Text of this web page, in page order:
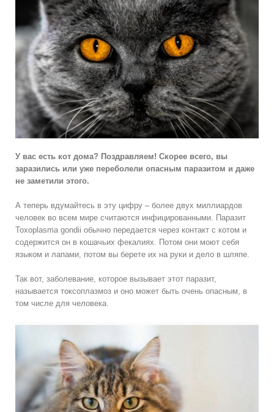
У вас есть кот дома? Поздравляем! Скорее всего, вы
заразились или уже переболели опасным паразитом и даже
не заметили этого.
А теперь вдумайтесь в эту цифру – более двух миллиардов
человек во всем мире считаются инфицированными. Паразит
Toxoplasma gondii обычно передается через контакт с котом и
содержится он в кошачьих фекалиях. Потом они моют себя
языком и лапами, потом вы берете их на руки и дело в шляпе.
Так вот, заболевание, которое вызывает этот паразит,
называется токсоплазмоз и оно может быть очень опасным, в
том числе для человека.